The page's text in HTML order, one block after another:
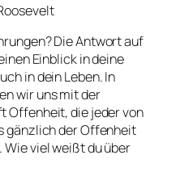
Die Antwort auf
Einblick in deine
in dein Leben. In
wir uns mit der
Offenheit, die jeder von
gänzlich der Offenheit
Wie viel weißt du über